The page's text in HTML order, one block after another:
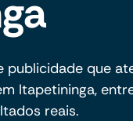
publicidade que
Itapetininga,
reais.